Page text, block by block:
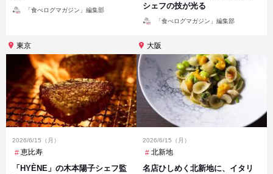
「食べログマガジン」編集部
シェフの技が光る
「食べログマガジン」編集部
東京
2026/6/15（月）
恵比寿
「HYÈNE」の木本陽子シェフ監
大阪
2026/6/15（月）
北新地
名店ひしめく北新地に、イタリ